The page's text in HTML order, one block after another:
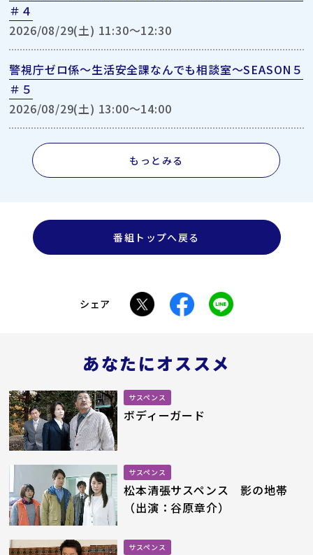
＃４
2026/08/29(土) 11:30〜12:30
警視庁ゼロ係～生活安全課なんでも相談室～SEASON５
＃５
2026/08/29(土) 13:00〜14:00
もっとみる
番組トップへ戻る
シェア
あなたにオススメ
サスペンス
ボディーガード
サスペンス
松本清張サスペンス 影の地帯
（出演：谷原章介）
サスペンス